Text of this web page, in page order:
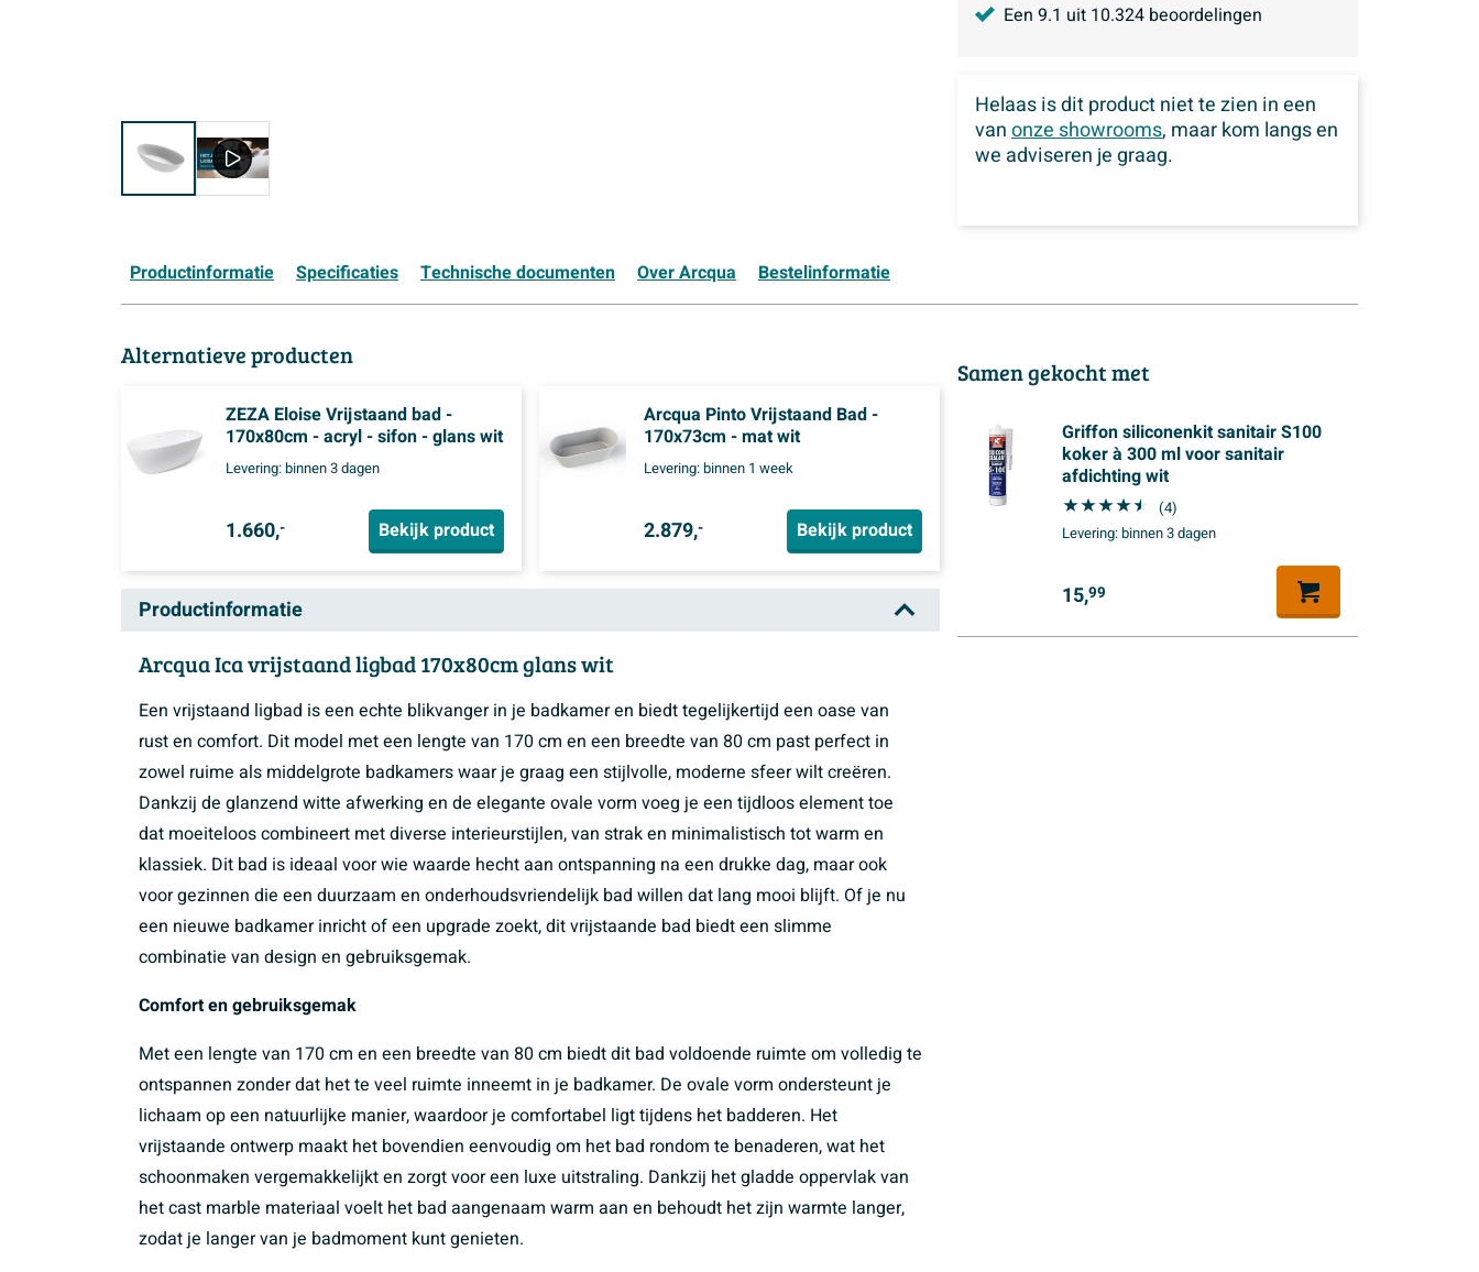
Een 9.1 uit 10.324 beoordelingen
Helaas is dit product niet te zien in een
vanonze showrooms, maar kom langs en
we adviseren je graag.
Productinformatie Specificaties Technische documenten Over Arcqua Bestelinformatie
Alternatieve producten
ZEZA Eloise Vrijstaand bad -
170x80cm - acryl - sifon - glans wit
Levering:binnen 3 dagen
1.660,- Bekijk product
Arcqua Pinto Vrijstaand Bad -
170x73cm - mat wit
Levering:binnen 1 week
2.879,- Bekijk product
Productinformatie
Arcqua Ica vrijstaand ligbad 170x80cm glans wit
Een vrijstaand ligbad is een echte blikvanger in je badkamer en biedt tegelijkertijd een oase van
rust en comfort. Dit model met een lengte van 170 cm en een breedte van 80 cm past perfect in
zowel ruime als middelgrote badkamers waar je graag een stijlvolle, moderne sfeer wilt creëren.
Dankzij de glanzend witte afwerking en de elegante ovale vorm voeg je een tijdloos element toe
dat moeiteloos combineert met diverse interieurstijlen, van strak en minimalistisch tot warm en
klassiek. Dit bad is ideaal voor wie waarde hecht aan ontspanning na een drukke dag, maar ook
voor gezinnen die een duurzaam en onderhoudsvriendelijk bad willen dat lang mooi blijft. Of je nu
een nieuwe badkamer inricht of een upgrade zoekt, dit vrijstaande bad biedt een slimme
combinatie van design en gebruiksgemak.
Comfort en gebruiksgemak
Met een lengte van 170 cm en een breedte van 80 cm biedt dit bad voldoende ruimte om volledig te
ontspannen zonder dat het te veel ruimte inneemt in je badkamer. De ovale vorm ondersteunt je
lichaam op een natuurlijke manier, waardoor je comfortabel ligt tijdens het badderen. Het
vrijstaande ontwerp maakt het bovendien eenvoudig om het bad rondom te benaderen, wat het
schoonmaken vergemakkelijkt en zorgt voor een luxe uitstraling. Dankzij het gladde oppervlak van
het cast marble materiaal voelt het bad aangenaam warm aan en behoudt het zijn warmte langer,
zodat je langer van je badmoment kunt genieten.
Samen gekocht met
Griffon siliconenkit sanitair S100
koker à 300 ml voor sanitair
afdichting wit
(4)
Levering:binnen 3 dagen
15,99